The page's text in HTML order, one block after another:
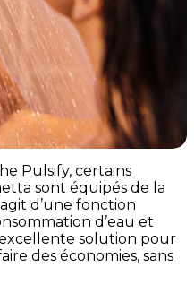
Pulsify, certains
sont équipés de la
d’une fonction
d’eau et
excellente solution pour
des économies, sans